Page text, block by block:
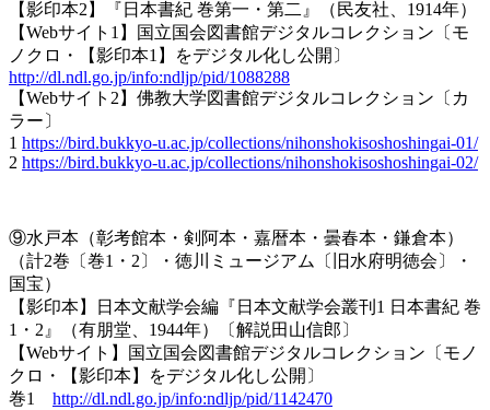
【影印本2】『日本書紀 巻第一・第二』（民友社、1914年）
【Webサイト1】国立国会図書館デジタルコレクション〔モ
ノクロ・【影印本1】をデジタル化し公開〕
http://dl.ndl.go.jp/info:ndljp/pid/1088288
【Webサイト2】佛教大学図書館デジタルコレクション〔カ
ラー〕
1 https://bird.bukkyo-u.ac.jp/collections/nihonshokisoshoshingai-01/
2 https://bird.bukkyo-u.ac.jp/collections/nihonshokisoshoshingai-02/
⑨水戸本（彰考館本・剣阿本・嘉暦本・曇春本・鎌倉本）
（計2巻〔巻1・2〕・徳川ミュージアム〔旧水府明徳会〕・
国宝）
【影印本】日本文献学会編『日本文献学会叢刊1 日本書紀 巻
1・2』（有朋堂、1944年）〔解説田山信郎〕
【Webサイト】国立国会図書館デジタルコレクション〔モノ
クロ・【影印本】をデジタル化し公開〕
巻1 http://dl.ndl.go.jp/info:ndljp/pid/1142470